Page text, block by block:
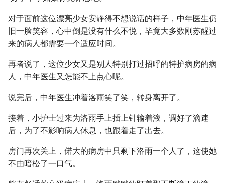
对于面前这位漂亮少女安静得不想说话的样子，中年医生仍
旧一脸笑容，心中倒是没有什么不悦，毕竟大多数刚苏醒过
来的病人都需要一个适应时间。
再者说了，这位少女又是别人特别打过招呼的特护病房的病
人，中年医生又怎能不上点心呢。
说完后，中年医生冲着洛雨笑了笑，转身离开了。
接着，小护士过来为洛雨手上插上针输着液，调好了滴速
后，为了不影响病人休息，也跟着走了出去。
房门再次关上，偌大的病房中只剩下洛雨一个人了，这使她
不由暗松了一口气。